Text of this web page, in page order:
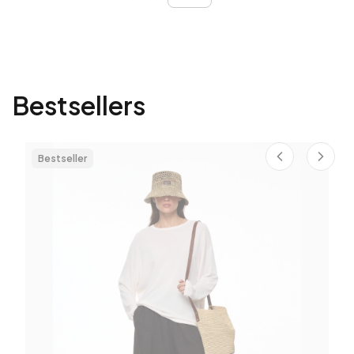
Bestsellers
Bestseller